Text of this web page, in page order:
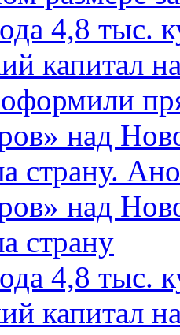
4,8 тыс.
капитал
оформили
над
страну.
над
страну
4,8 тыс.
капитал